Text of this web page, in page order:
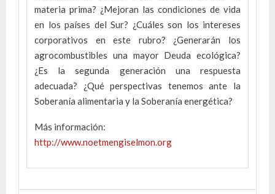
materia prima? ¿Mejoran las condiciones de vida
en los países del Sur? ¿Cuáles son los intereses
corporativos en este rubro? ¿Generarán los
agrocombustibles una mayor Deuda ecológica?
¿Es la segunda generación una respuesta
adecuada? ¿Qué perspectivas tenemos ante la
Soberanía alimentaria y la Soberanía energética?
Más información:
http://www.noetmengiselmon.org